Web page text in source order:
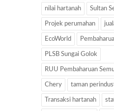
nilai hartanah Sultan
Projek perumahan
EcoWorld
PLSB Sungai Golok
RUU Pembaharuan
Chery taman
Transaksi hartanah